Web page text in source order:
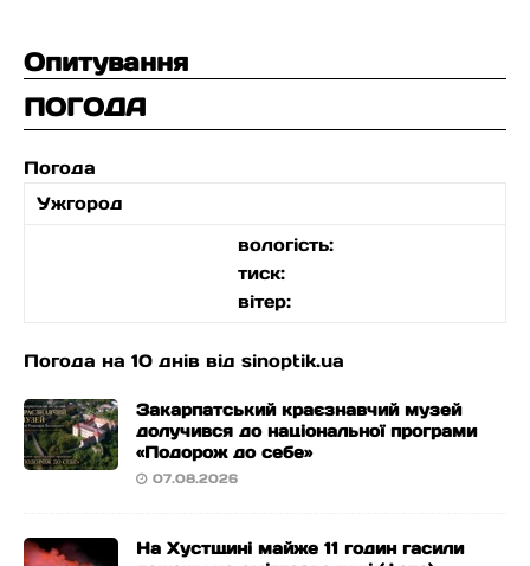
Опитування
ПОГОДА
Погода
Ужгород
вологість:
тиск:
вітер:
Погода на 10 днів від sinoptik.ua
Закарпатський краєзнавчий музей
долучився до національної програми
«Подорож до себе»
07.08.2026
На Хустщині майже 11 годин гасили